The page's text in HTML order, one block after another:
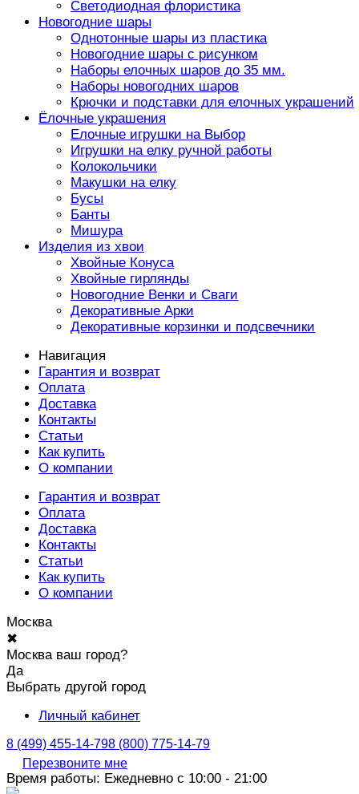
Светодиодная флористика
Новогодние шары
Однотонные шары из пластика
Новогодние шары с рисунком
Наборы елочных шаров до 35 мм.
Наборы новогодних шаров
Крючки и подставки для елочных украшений
Ёлочные украшения
Елочные игрушки на Выбор
Игрушки на елку ручной работы
Колокольчики
Макушки на елку
Бусы
Банты
Мишура
Изделия из хвои
Хвойные Конуса
Хвойные гирлянды
Новогодние Венки и Сваги
Декоративные Арки
Декоративные корзинки и подсвечники
Навигация
Гарантия и возврат
Оплата
Доставка
Контакты
Статьи
Как купить
О компании
Гарантия и возврат
Оплата
Доставка
Контакты
Статьи
Как купить
О компании
Москва
✖
Москва ваш город?
Да
Выбрать другой город
Личный кабинет
8 (499) 455-14-798 (800) 775-14-79
Перезвоните мне
Время работы: Ежедневно с 10:00 - 21:00